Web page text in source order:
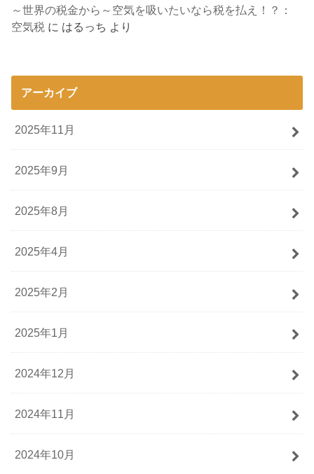
～世界の税金から～空気を吸いたいなら税を払え！？：
空気税 に はるっち より
アーカイブ
2025年11月
2025年9月
2025年8月
2025年4月
2025年2月
2025年1月
2024年12月
2024年11月
2024年10月